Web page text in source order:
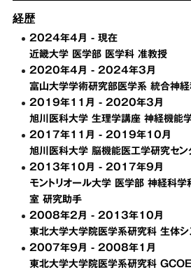
経歴
2024年4月 - 現在
近畿大学 医学部 医学科 准教授
2020年4月 - 2024年3月
富山大学学術研究部医学系 統合神
2019年11月 - 2020年3月
旭川医科大学 生理学講座 神経機能
2017年11月 - 2019年10月
旭川医科大学 脳機能医工学研究セン
2013年10月 - 2017年9月
モントリオール大学 医学部 神経
室 研究助手
2008年2月 - 2013年10月
東北大学大学院医学系研究科 生体
2007年9月 - 2008年1月
東北大学大学院医学系研究科 GCOE